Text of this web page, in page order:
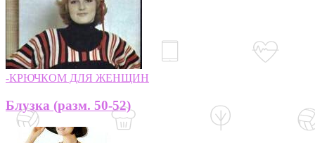
-КРЮЧКОМ ДЛЯ ЖЕНЩИН
Блузка (разм. 50-52)